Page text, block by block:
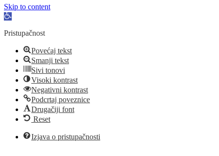
Skip to content
Open
Pristupačnost
Povećaj tekst
Smanji tekst
Sivi tonovi
Visoki kontrast
Negativni kontrast
Podcrtaj poveznice
Drugačiji font
Reset
Izjava o pristupačnosti